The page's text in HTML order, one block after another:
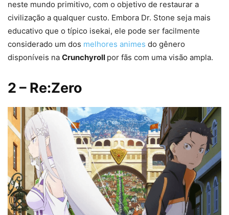
neste mundo primitivo, com o objetivo de restaurar a
civilização a qualquer custo. Embora Dr. Stone seja mais
educativo que o típico isekai, ele pode ser facilmente
considerado um dos melhores animes do gênero
disponíveis na Crunchyroll por fãs com uma visão ampla.
2 – Re:Zero